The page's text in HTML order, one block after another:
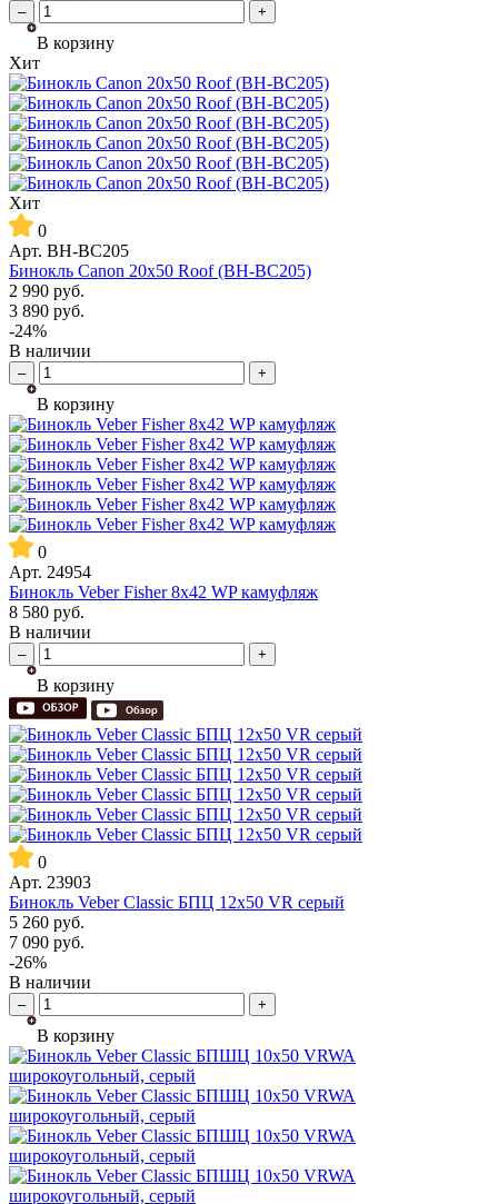
– +
В корзину
Хит
Хит
0
Арт. BH-BC205
Бинокль Canon 20x50 Roof (BH-BC205)
2 990 руб.
3 890 руб.
-24%
В наличии
– +
В корзину
0
Арт. 24954
Бинокль Veber Fisher 8x42 WP камуфляж
8 580 руб.
В наличии
– +
В корзину
0
Арт. 23903
Бинокль Veber Classic БПЦ 12x50 VR серый
5 260 руб.
7 090 руб.
-26%
В наличии
– +
В корзину